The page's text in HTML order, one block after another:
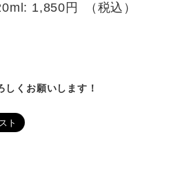
1,850円 （ 税込 ）
しくお願いします！